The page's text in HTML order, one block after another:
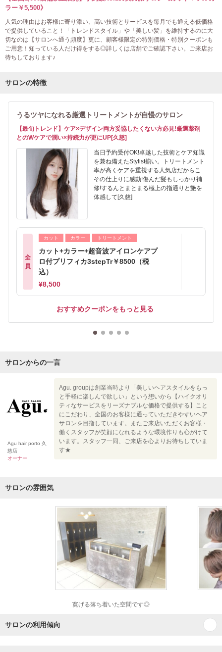
ラー￥5,500》
人気の理由はお客様に寄り添い、高い技術とサービスを毎月でも通える低価格
で提供していること！「トレンドスタイル」や「美しい髪」を維持するのに大
切なのは【サロンへ通う頻度】更に、顧客様限定の特別価格・特別クーポンも
ご用意！知っている人だけ得をする◎詳しくは店舗でご確認下さい。ご来店お
待ちしております♪
サロンの特徴
うるツヤになれる厳選トリートメントが自慢のサロン
【最旬トレンド】ケア×デザイン両方妥協したくない方必見!厳選薬剤
とのWケアで潤い×持続力が更にUP[久慈]
当日予約受付OK!卓越した技術とケア知識
を兼ね備えたStylist揃い。トリートメント
率が高くケアを重視する人気店だからこ
その仕上りに感動!傷んだ髪もしっかり補
修!するんとまとまる極上の指通りと艶を
体感して[久慈]
全
員
カット カラー トリートメント
カット+カラー+超音波アイロンケアプ
ロ付プリフィカ3stepTr￥8500（税
込）
¥8,500
おすすめクーポンをもっと見る
サロンからの一言
Agu hair porto 久
慈店
オーナー
Agu. groupは創業当時より「美しいヘアスタイルをもっ
と手軽に楽しんで欲しい」という想いから【ハイクオリ
ティなサービスをリーズナブルな価格で提供する】こと
にこだわり、全国のお客様に通っていただきやすいヘア
サロンを目指しています。またご来店いただくお客様・
働くスタッフが笑顔になれるような環境作りも心がけて
います。スタッフ一同、ご来店を心よりお待ちしていま
す★
サロンの雰囲気
寛げる落ち着いた空間です◎
サロンの利用傾向